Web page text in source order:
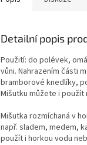
Detailní popis
Použití: do polévek,
vůni. Nahrazením části
bramborové knedlíky,
Mišutku můžete i použít
Mišutka rozmíchaná v
např. sladem, medem,
použít i horkou vodu